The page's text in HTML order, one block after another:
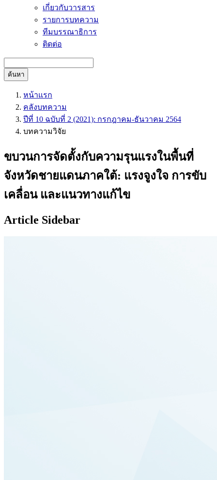
เกี่ยวกับวารสาร
รายการบทความ
ทีมบรรณาธิการ
ติดต่อ
ค้นหา
หน้าแรก
คลังบทความ
ปีที่ 10 ฉบับที่ 2 (2021): กรกฎาคม-ธันวาคม 2564
บทความวิจัย
ขบวนการจัดตั้งกับความรุนแรงในพื้นที่
จังหวัดชายแดนภาคใต้: แรงจูงใจ การขับ
เคลื่อน และแนวทางแก้ไข
Article Sidebar